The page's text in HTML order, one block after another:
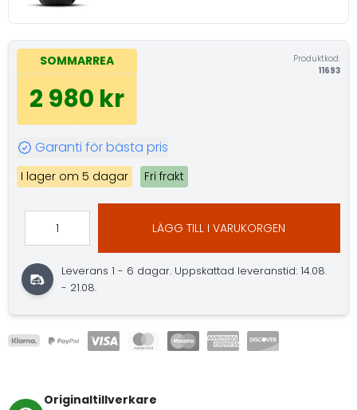
SOMMARREA
2 980 kr
Produktkod:
11693
Garanti för bästa pris
I lager om 5 dagar Fri frakt
LÄGG TILL I VARUKORGEN
Leverans 1 - 6 dagar. Uppskattad leveranstid: 14.08.
- 21.08.
Originaltillverkare